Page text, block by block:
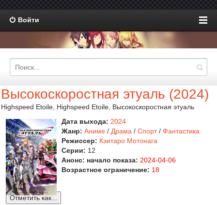
Войти
Высокоскоростная этуаль (2024)
Highspeed Etoile, Highspeed Etoile, Высокоскоростная этуаль
Дата выхода: 2024
Жанр: Аниме / Драма / Спорт/ Фантастика
Режиссер: Кэитаро Мотонага
Серии: 12
Анонс: начало показа: 2024-04-06
Возрастное ограничение: 18
Отметить как...